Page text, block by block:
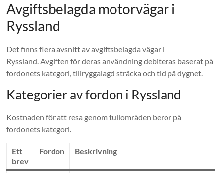
Avgiftsbelagda motorvägar i
Ryssland
Det finns flera avsnitt av avgiftsbelagda vägar i
Ryssland. Avgiften för deras användning debiteras baserat på
fordonets kategori, tillryggalagd sträcka och tid på dygnet.
Kategorier av fordon i Ryssland
Kostnaden för att resa genom tullområden beror på
fordonets kategori.
Ett
brev
Fordon Beskrivning